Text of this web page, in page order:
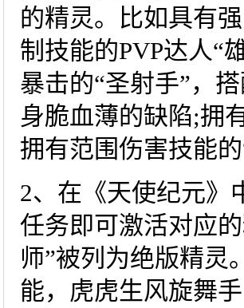
的精灵。比如具有
制技能的PVP达人“
暴击的“圣射手”，
身脆血薄的缺陷;拥
拥有范围伤害技能
2、在《天使纪元》
任务即可激活对应
师”被列为绝版精灵
能，虎虎生风旋舞